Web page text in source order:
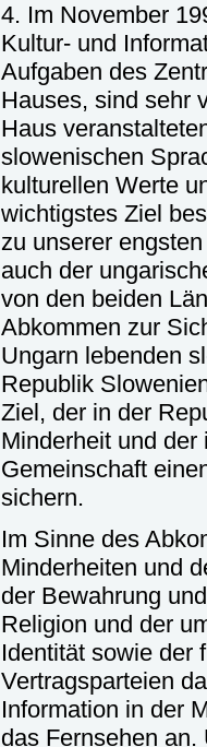
4. Im November
Kultur- und
Aufgaben des
Hauses, sind sehr
Haus
slowenischen
kulturellen Werte
wichtigstes Ziel
zu unserer
auch der
von den beiden
Abkommen zur
Ungarn lebenden
Republik
Ziel, der in der
Minderheit und
Gemeinschaft
sichern.
Im Sinne des
Minderheiten und
der Bewahrung
Religion und der
Identität sowie der
Vertragsparteien
Information in der
das Fernsehen